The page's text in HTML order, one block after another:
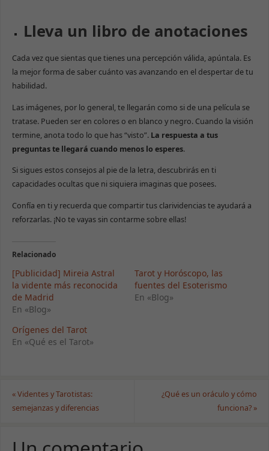
Lleva un libro de anotaciones
Cada vez que sientas que tienes una percepción válida, apúntala. Es
la mejor forma de saber cuánto vas avanzando en el despertar de tu
habilidad.
Las imágenes, por lo general, te llegarán como si de una película se
tratase. Pueden ser en colores o en blanco y negro. Cuando la visión
termine, anota todo lo que has “visto”. La respuesta a tus
preguntas te llegará cuando menos lo esperes.
Si sigues estos consejos al pie de la letra, descubrirás en ti
capacidades ocultas que ni siquiera imaginas que posees.
Confía en ti y recuerda que compartir tus clarividencias te ayudará a
reforzarlas. ¡No te vayas sin contarme sobre ellas!
Relacionado
[Publicidad] Mireia Astral
la vidente más reconocida
de Madrid
En «Blog»
Tarot y Horóscopo, las
fuentes del Esoterismo
En «Blog»
Orígenes del Tarot
En «Qué es el Tarot»
«Videntes y Tarotistas:
semejanzas y diferencias
¿Qué es un oráculo y cómo
funciona? »